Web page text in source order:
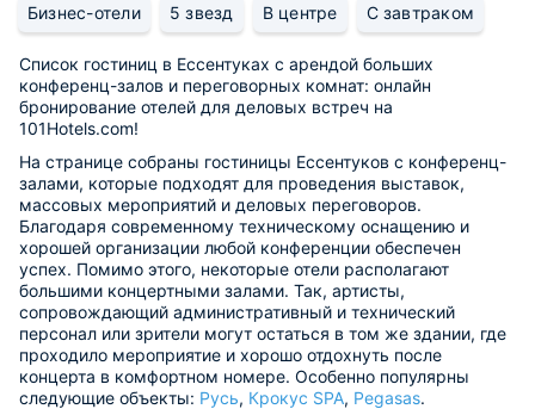
Бизнес-отели 5 звезд В центре С завтраком
Список гостиниц в Ессентуках с арендой больших
конференц-залов и переговорных комнат: онлайн
бронирование отелей для деловых встреч на
101Hotels.com!
На странице собраны гостиницы Ессентуков с конференц-
залами, которые подходят для проведения выставок,
массовых мероприятий и деловых переговоров.
Благодаря современному техническому оснащению и
хорошей организации любой конференции обеспечен
успех. Помимо этого, некоторые отели располагают
большими концертными залами. Так, артисты,
сопровождающий административный и технический
персонал или зрители могут остаться в том же здании, где
проходило мероприятие и хорошо отдохнуть после
концерта в комфортном номере. Особенно популярны
следующие объекты: Русь, Крокус SPA, Pegasas.